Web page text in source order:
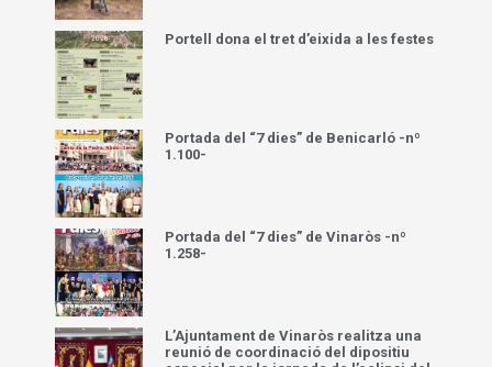
Portell dona el tret d’eixida a les festes
Portada del “7 dies” de Benicarló -nº
1.100-
Portada del “7 dies” de Vinaròs -nº
1.258-
L’Ajuntament de Vinaròs realitza una
reunió de coordinació del dipositiu